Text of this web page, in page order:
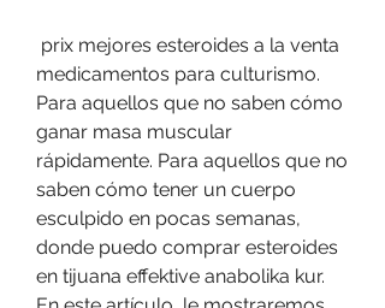
medicamentos para culturismo.
Para aquellos que no saben cómo
ganar masa muscular
rápidamente. Para aquellos que no
saben cómo tener un cuerpo
esculpido en pocas semanas,
donde puedo comprar esteroides
en tijuana effektive anabolika kur.